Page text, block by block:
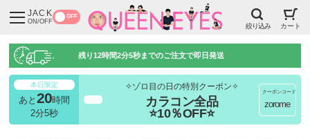
JACK
ON/OFF
OFF
絞り込み カート
残り12時間2分3秒までのご注文で即日発送
本日限定
あと 20時間
2分4秒
✧ゾロ目の日の特別クーポン✧
カラコン全品
⭐10％OFF⭐
クーポンコード
zorome